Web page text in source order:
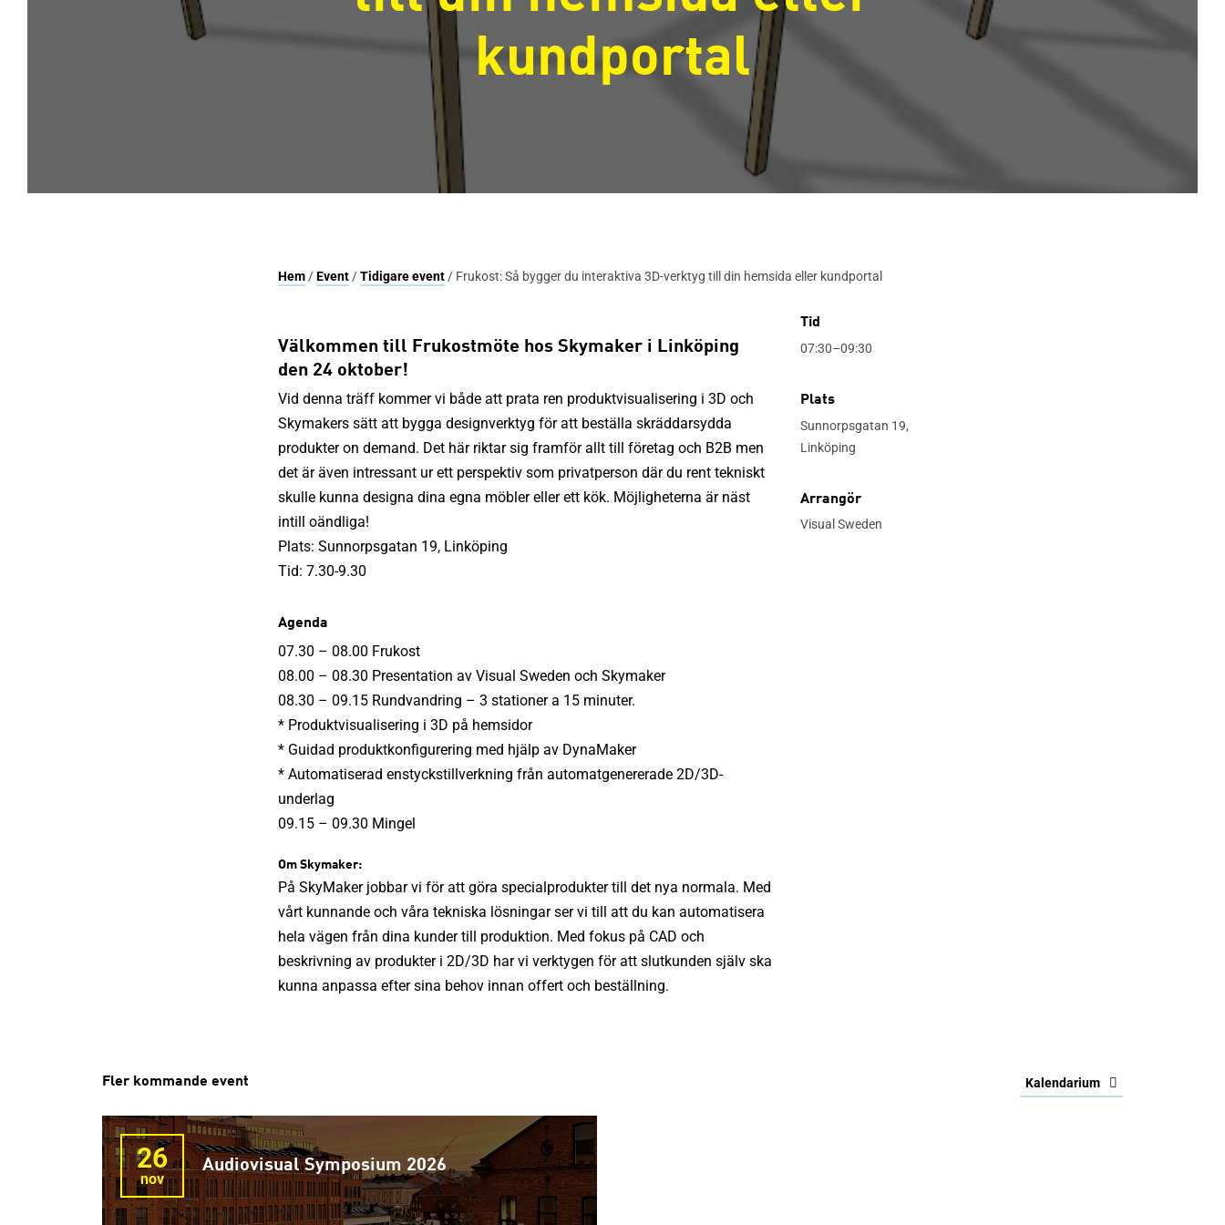
kundportal
Hem/Event/Tidigare event/ Frukost: Så bygger du interaktiva 3D-verktyg till din hemsida eller kundportal
Välkommen till Frukostmöte hos Skymaker i Linköping
den 24 oktober!
Vid denna träff kommer vi både att prata ren produktvisualisering i 3D och
Skymakers sätt att bygga designverktyg för att beställa skräddarsydda
produkter on demand. Det här riktar sig framför allt till företag och B2B men
det är även intressant ur ett perspektiv som privatperson där du rent tekniskt
skulle kunna designa dina egna möbler eller ett kök. Möjligheterna är näst
intill oändliga!
Plats: Sunnorpsgatan 19, Linköping
Tid: 7.30-9.30
Agenda
07.30 – 08.00 Frukost
08.00 – 08.30 Presentation av Visual Sweden och Skymaker
08.30 – 09.15 Rundvandring – 3 stationer a 15 minuter.
* Produktvisualisering i 3D på hemsidor
* Guidad produktkonfigurering med hjälp av DynaMaker
* Automatiserad enstyckstillverkning från automatgenererade 2D/3D-
underlag
09.15 – 09.30 Mingel
Om Skymaker:
På SkyMaker jobbar vi för att göra specialprodukter till det nya normala. Med
vårt kunnande och våra tekniska lösningar ser vi till att du kan automatisera
hela vägen från dina kunder till produktion. Med fokus på CAD och
beskrivning av produkter i 2D/3D har vi verktygen för att slutkunden själv ska
kunna anpassa efter sina behov innan offert och beställning.
Tid
07:30–09:30
Plats
Sunnorpsgatan 19,
Linköping
Arrangör
Visual Sweden
Fler kommande event Kalendarium
26
nov
Audiovisual Symposium 2026